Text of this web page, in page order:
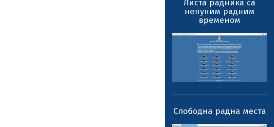
Листа радника са
непуним радним
временом
Слободна радна места